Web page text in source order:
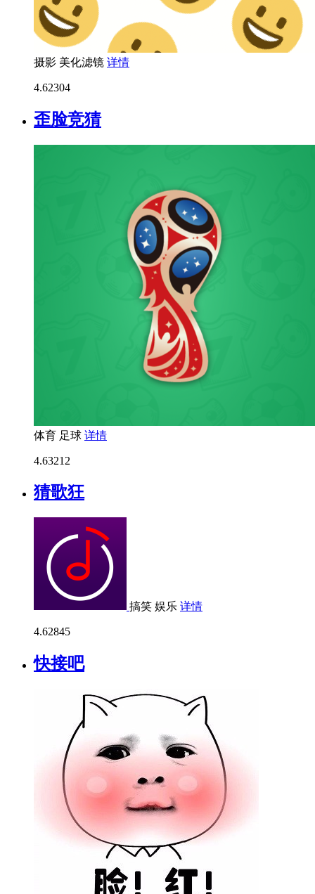
摄影 美化滤镜 详情
4.62304
歪脸竞猜
体育 足球 详情
4.63212
猜歌狂
搞笑 娱乐 详情
4.62845
快接吧